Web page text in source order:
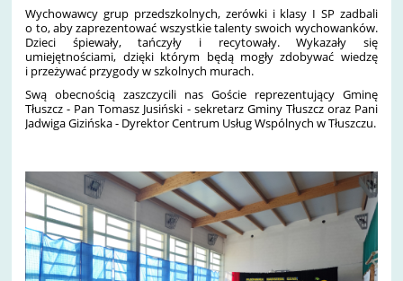
Wychowawcy grup przedszkolnych, zerówki i klasy I SP zadbali
o to, aby zaprezentować wszystkie talenty swoich wychowanków.
Dzieci śpiewały, tańczyły i recytowały. Wykazały się
umiejętnościami, dzięki którym będą mogły zdobywać wiedzę
i przeżywać przygody w szkolnych murach.
Swą obecnością zaszczycili nas Goście reprezentujący Gminę
Tłuszcz - Pan Tomasz Jusiński - sekretarz Gminy Tłuszcz oraz Pani
Jadwiga Gizińska - Dyrektor Centrum Usług Wspólnych w Tłuszczu.